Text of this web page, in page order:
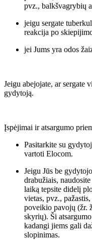
pvz., balkšvagrybių
jeigu sergate
reakcija po
jei Jums yra odos
Jeigu abejojate, ar sergate
gydytoją.
Įspėjimai ir atsargumo
Pasitarkite su
vartoti Elocom.
Jeigu Jūs be
drabužiais,
laiką tepsite didelį
vietas, pvz.,
poveikio pavojų (žr.
skyrių). Ši
kadangi jiems gali
slopinimas.